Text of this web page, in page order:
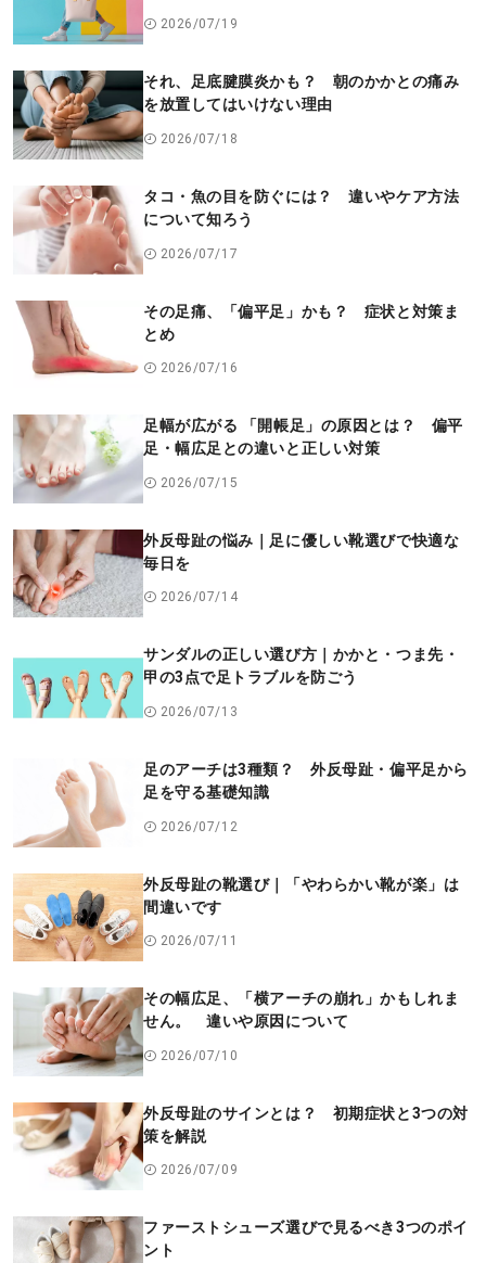
2026/07/19
それ、足底腱膜炎かも？ 朝のかかとの痛み
を放置してはいけない理由
2026/07/18
タコ・魚の目を防ぐには？ 違いやケア方法
について知ろう
2026/07/17
その足痛、「偏平足」かも？ 症状と対策ま
とめ
2026/07/16
足幅が広がる 「開帳足」の原因とは？ 偏平
足・幅広足との違いと正しい対策
2026/07/15
外反母趾の悩み｜足に優しい靴選びで快適な
毎日を
2026/07/14
サンダルの正しい選び方｜かかと・つま先・
甲の3点で足トラブルを防ごう
2026/07/13
足のアーチは3種類？ 外反母趾・偏平足から
足を守る基礎知識
2026/07/12
外反母趾の靴選び｜「やわらかい靴が楽」は
間違いです
2026/07/11
その幅広足、「横アーチの崩れ」かもしれま
せん。 違いや原因について
2026/07/10
外反母趾のサインとは？ 初期症状と3つの対
策を解説
2026/07/09
ファーストシューズ選びで見るべき3つのポイ
ント